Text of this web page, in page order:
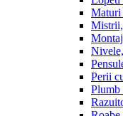
Maturi
Perii
Plumb